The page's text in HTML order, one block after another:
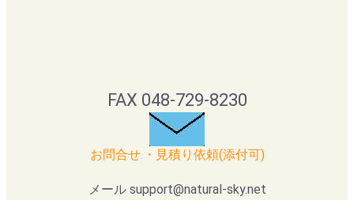
FAX 048-729-8230
お問合せ.・見積り依頼(添付可)
メール support@natural-sky.net